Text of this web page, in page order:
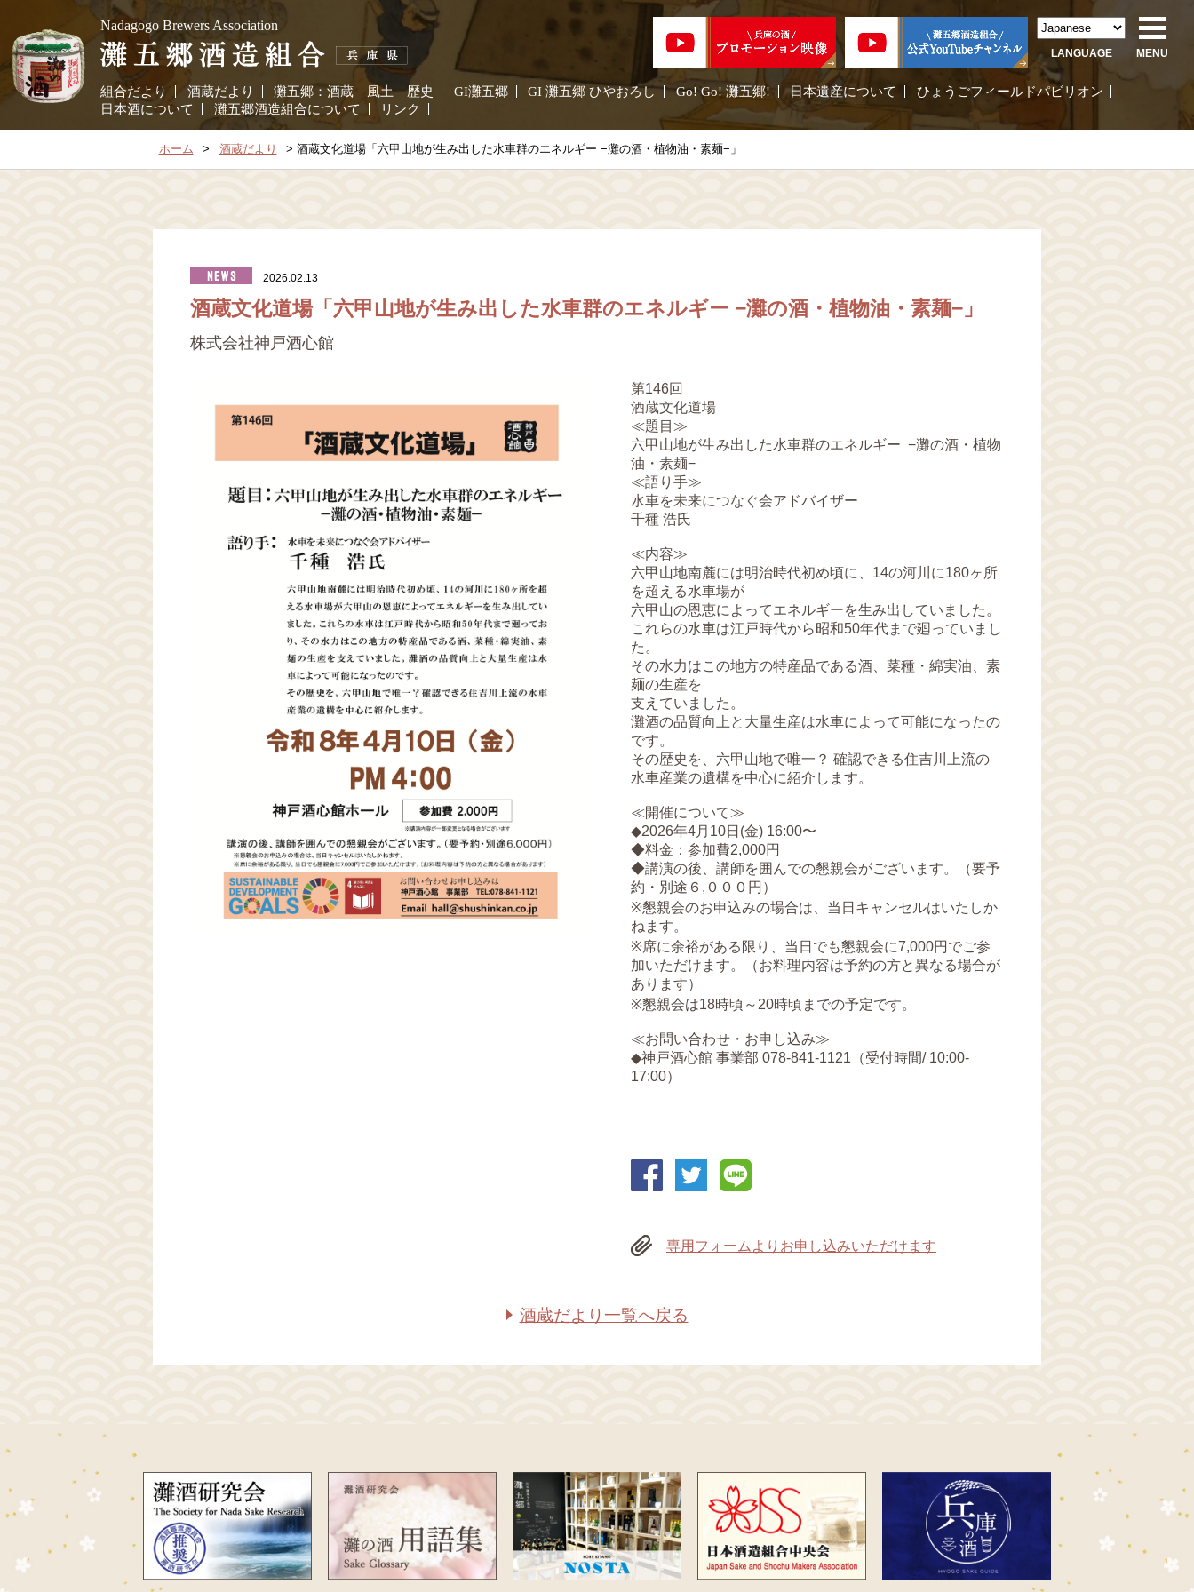
Nadagogo Brewers Association
組合だより 酒蔵だより 灘五郷：酒蔵 風土 歴史 GI灘五郷 GI 灘五郷 ひやおろし Go! Go! 灘五郷! 日本遺産について
ひょうごフィールドパビリオン
日本酒について
灘五郷酒造組合について リンク
LANGUAGE MENU
ホーム 酒蔵だより 酒蔵文化道場「六甲山地が生み出した水車群のエネルギー −灘の酒・植物油・素麺−」
2026.02.13
酒蔵文化道場「六甲山地が生み出した水車群のエネルギー −灘の酒・植物油・素麺−」
株式会社神戸酒心館
第146回
酒蔵文化道場
≪題目≫
六甲山地が生み出した水車群のエネルギー −灘の酒・植物
油・素麺−
≪語り手≫
水車を未来につなぐ会アドバイザー
千種 浩氏
≪内容≫
六甲山地南麓には明治時代初め頃に、14の河川に180ヶ所
を超える水車場が
六甲山の恩恵によってエネルギーを生み出していました。
これらの水車は江戸時代から昭和50年代まで廻っていまし
た。
その水力はこの地方の特産品である酒、菜種・綿実油、素
麺の生産を
支えていました。
灘酒の品質向上と大量生産は水車によって可能になったの
です。
その歴史を、六甲山地で唯一？ 確認できる住吉川上流の
水車産業の遺構を中心に紹介します。
≪開催について≫
◆2026年4月10日(金) 16:00〜
◆料金：参加費2,000円
◆講演の後、講師を囲んでの懇親会がございます。（要予
約・別途６,０００円）
※懇親会のお申込みの場合は、当日キャンセルはいたしか
ねます。
※席に余裕がある限り、当日でも懇親会に7,000円でご参
加いただけます。（お料理内容は予約の方と異なる場合が
あります）
※懇親会は18時頃～20時頃までの予定です。
≪お問い合わせ・お申し込み≫
◆神戸酒心館 事業部 078-841-1121（受付時間/ 10:00-
17:00）
専用フォームよりお申し込みいただけます
酒蔵だより一覧へ戻る